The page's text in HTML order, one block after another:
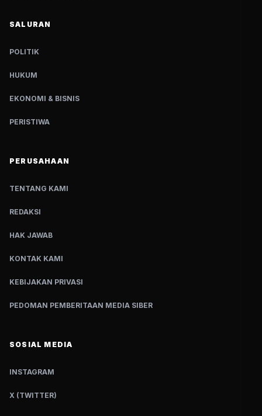
SALURAN
POLITIK
HUKUM
EKONOMI & BISNIS
PERISTIWA
PERUSAHAAN
TENTANG KAMI
REDAKSI
HAK JAWAB
KONTAK KAMI
KEBIJAKAN PRIVASI
PEDOMAN PEMBERITAAN MEDIA SIBER
SOSIAL MEDIA
INSTAGRAM
X (TWITTER)